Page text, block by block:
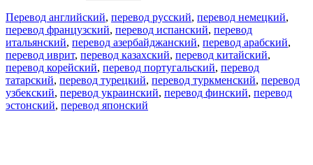
Перевод английский, перевод русский, перевод немецкий,
перевод французский, перевод испанский, перевод
итальянский, перевод азербайджанский, перевод арабский,
перевод иврит, перевод казахский, перевод китайский,
перевод корейский, перевод португальский, перевод
татарский, перевод турецкий, перевод туркменский, перевод
узбекский, перевод украинский, перевод финский, перевод
эстонский, перевод японский